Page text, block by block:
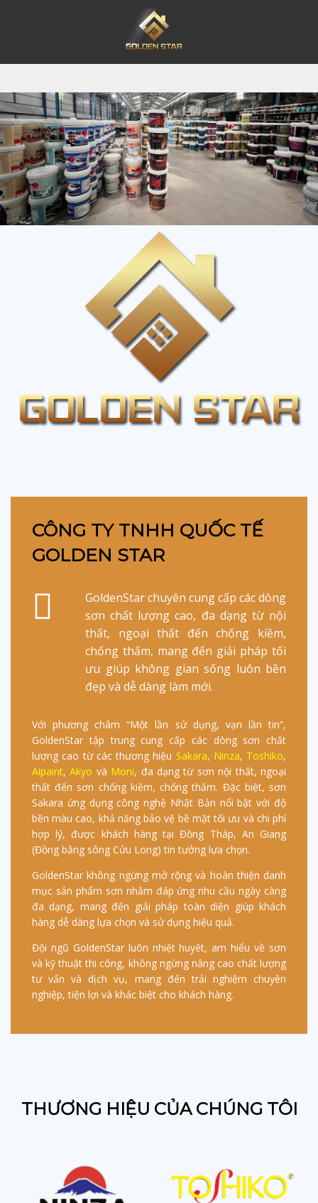
CÔNG TY TNHH QUỐC TẾ
GOLDEN STAR
GoldenStar chuyên cung cấp các dòng
sơn chất lượng cao, đa dạng từ nội
thất, ngoại thất đến chống kiềm,
chống thấm, mang đến giải pháp tối
ưu giúp không gian sống luôn bền
đẹp và dễ dàng làm mới.
Với phương châm “Một lần sử dụng, vạn lần tin”,
GoldenStar tập trung cung cấp các dòng sơn chất
lượng cao từ các thương hiệu Sakara, Ninza, Toshiko,
Aipaint,Akyo và Moni, đa dạng từ sơn nội thất, ngoại
thất đến sơn chống kiềm, chống thấm. Đặc biệt, sơn
Sakara ứng dụng công nghệ Nhật Bản nổi bật với độ
bền màu cao, khả năng bảo vệ bề mặt tối ưu và chi phí
hợp lý, được khách hàng tại Đồng Tháp, An Giang
(Đồng bằng sông Cửu Long) tin tưởng lựa chọn.
GoldenStar không ngừng mở rộng và hoàn thiện danh
mục sản phẩm sơn nhằm đáp ứng nhu cầu ngày càng
đa dạng, mang đến giải pháp toàn diện giúp khách
hàng dễ dàng lựa chọn và sử dụng hiệu quả.
Đội ngũ GoldenStar luôn nhiệt huyết, am hiểu về sơn
và kỹ thuật thi công, không ngừng nâng cao chất lượng
tư vấn và dịch vụ, mang đến trải nghiệm chuyên
nghiệp, tiện lợi và khác biệt cho khách hàng.
THƯƠNG HIỆU CỦA CHÚNG TÔI